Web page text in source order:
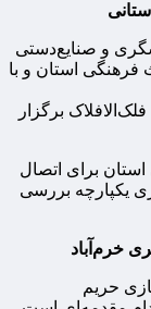
و صنایع‌دستی
استان و با
برگزار
برای اتصال
یکپارچه بررسی
خرم‌آباد
حریم